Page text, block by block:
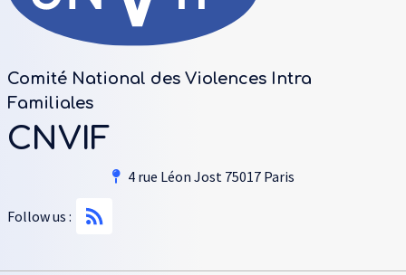
Comité National des Violences Intra
Familiales
CNVIF
4 rue Léon Jost 75017 Paris
Follow us :